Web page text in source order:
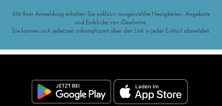
Mit Ihrer Anmeldung erhalten Sie exklusiv ausgewählte Neuigkeiten, Angebote
und Einblicke von iDealwine.
Sie können sich jederzeit unkompliziert über den Link in jeder E-Mail abmelden.